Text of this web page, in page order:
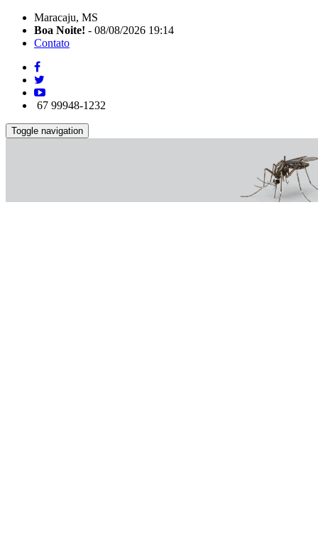
Maracaju, MS
Boa Noite! - 08/08/2026 19:14
Contato
67 99948-1232
Toggle navigation